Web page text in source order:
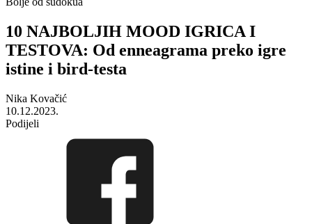
10 NAJBOLJIH MOOD IGRICA I
TESTOVA: Od enneagrama preko igre
istine i bird-testa
Nika Kovačić
10.12.2023.
Podijeli